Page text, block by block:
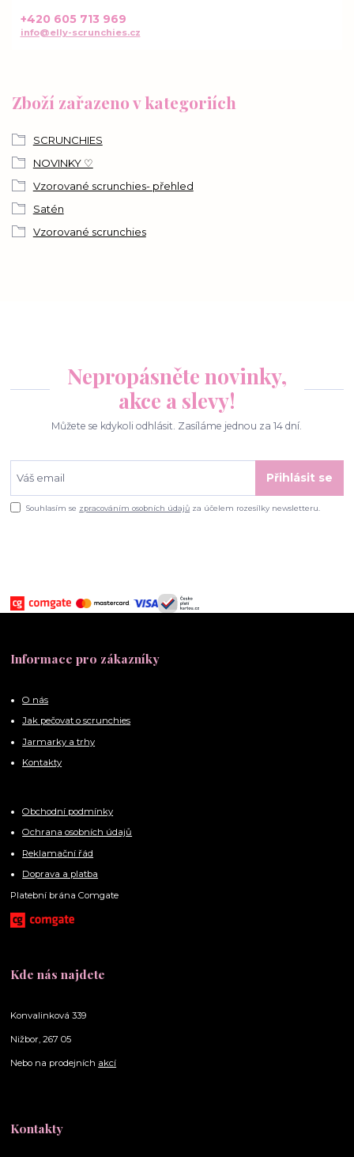
Zboží zařazeno v kategoriích
SCRUNCHIES
NOVINKY ♡
Vzorované scrunchies- přehled
Satén
Vzorované scrunchies
+420 605 713 969
info@elly-scrunchies.cz
Nepropásněte novinky,
akce a slevy!
Můžete se kdykoli odhlásit. Zasíláme jednou za 14 dní.
Přihlásit se
Souhlasím se zpracováním osobních údajů za účelem rozesílky newsletteru.
Informace pro zákazníky
O nás
Jak pečovat o scrunchies
Jarmarky a trhy
Kontakty
Obchodní podmínky
Ochrana osobních údajů
Reklamační řád
Doprava a platba
Platební brána Comgate
Kde nás najdete
Konvalinková 339
Nižbor, 267 05
Nebo na prodejních akcí
Kontakty